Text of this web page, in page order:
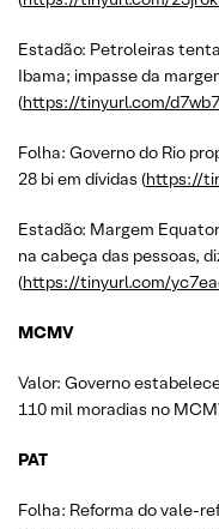
Estadão: Petroleiras
Ibama; impasse da
(https://tinyurl.com/
Folha: Governo do Rio
28 bi em dívidas (https://
Estadão: Margem
na cabeça das pessoas,
(https://tinyurl.com/
MCMV
Valor: Governo
110 mil moradias no
PAT
Folha: Reforma do vale-